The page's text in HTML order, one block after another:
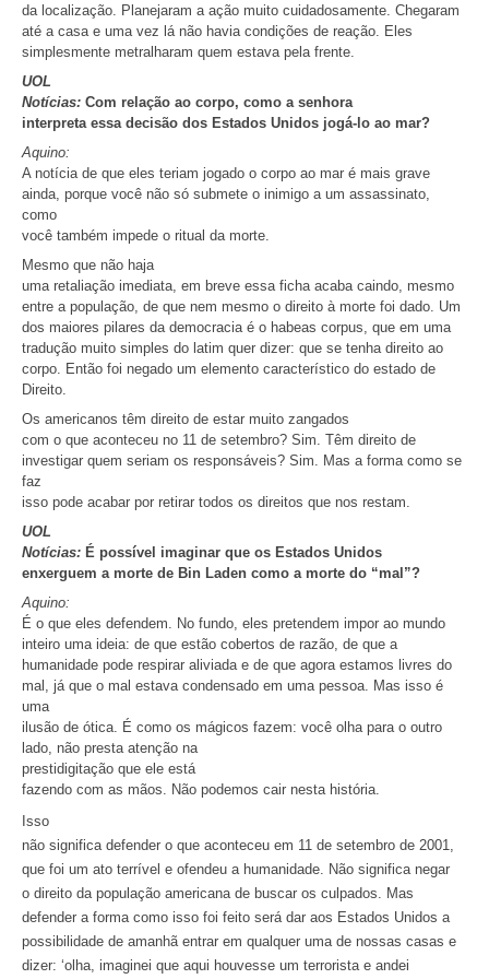
da localização. Planejaram a ação muito cuidadosamente. Chegaram
até a casa e uma vez lá não havia condições de reação. Eles
simplesmente metralharam quem estava pela frente.
UOL
Notícias: Com relação ao corpo, como a senhora
interpreta essa decisão dos Estados Unidos jogá-lo ao mar?
Aquino:
A notícia de que eles teriam jogado o corpo ao mar é mais grave
ainda, porque você não só submete o inimigo a um assassinato,
como
você também impede o ritual da morte.
Mesmo que não haja
uma retaliação imediata, em breve essa ficha acaba caindo, mesmo
entre a população, de que nem mesmo o direito à morte foi dado. Um
dos maiores pilares da democracia é o habeas corpus, que em uma
tradução muito simples do latim quer dizer: que se tenha direito ao
corpo. Então foi negado um elemento característico do estado de
Direito.
Os americanos têm direito de estar muito zangados
com o que aconteceu no 11 de setembro? Sim. Têm direito de
investigar quem seriam os responsáveis? Sim. Mas a forma como se
faz
isso pode acabar por retirar todos os direitos que nos restam.
UOL
Notícias: É possível imaginar que os Estados Unidos
enxerguem a morte de Bin Laden como a morte do “mal”?
Aquino:
É o que eles defendem. No fundo, eles pretendem impor ao mundo
inteiro uma ideia: de que estão cobertos de razão, de que a
humanidade pode respirar aliviada e de que agora estamos livres do
mal, já que o mal estava condensado em uma pessoa. Mas isso é
uma
ilusão de ótica. É como os mágicos fazem: você olha para o outro
lado, não presta atenção na
prestidigitação que ele está
fazendo com as mãos. Não podemos cair nesta história.
Isso
não significa defender o que aconteceu em 11 de setembro de 2001,
que foi um ato terrível e ofendeu a humanidade. Não significa negar
o direito da população americana de buscar os culpados. Mas
defender a forma como isso foi feito será dar aos Estados Unidos a
possibilidade de amanhã entrar em qualquer uma de nossas casas e
dizer: ‘olha, imaginei que aqui houvesse um terrorista e andei